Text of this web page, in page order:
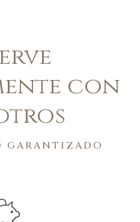
con
GARANTIZADO